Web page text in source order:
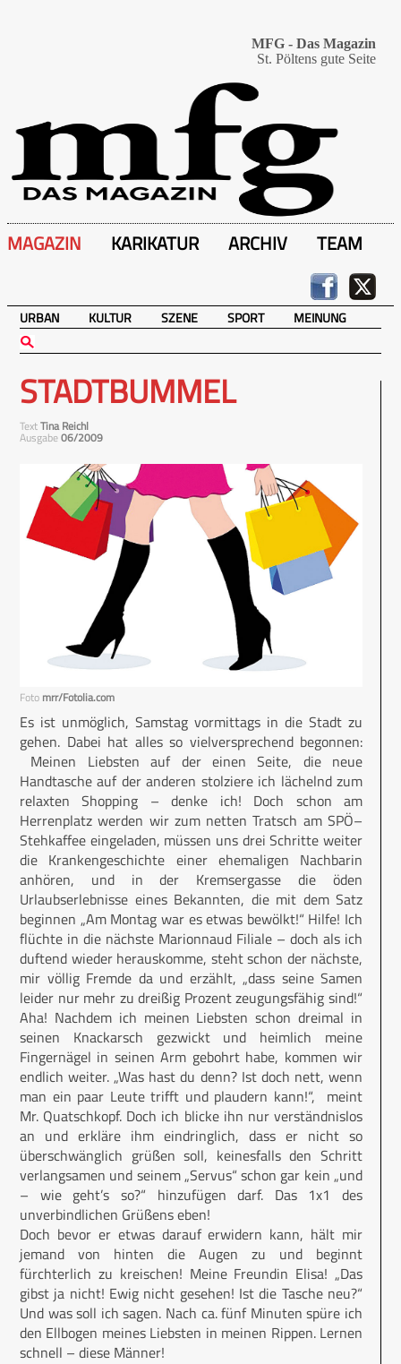
MFG - Das Magazin
St. Pöltens gute Seite
MAGAZIN KARIKATUR ARCHIV TEAM
URBAN KULTUR SZENE SPORT MEINUNG
STADTBUMMEL
TextTina Reichl
Ausgabe06/2009
Foto mrr/Fotolia.com
Es ist unmöglich, Samstag vormittags in die Stadt zu
gehen. Dabei hat alles so vielversprechend begonnen:
Meinen Liebsten auf der einen Seite, die neue
Handtasche auf der anderen stolziere ich lächelnd zum
relaxten Shopping – denke ich! Doch schon am
Herrenplatz werden wir zum netten Tratsch am SPÖ–
Stehkaffee eingeladen, müssen uns drei Schritte weiter
die Krankengeschichte einer ehemaligen Nachbarin
anhören, und in der Kremsergasse die öden
Urlaubserlebnisse eines Bekannten, die mit dem Satz
beginnen „Am Montag war es etwas bewölkt!“ Hilfe! Ich
flüchte in die nächste Marionnaud Filiale – doch als ich
duftend wieder herauskomme, steht schon der nächste,
mir völlig Fremde da und erzählt, „dass seine Samen
leider nur mehr zu dreißig Prozent zeugungsfähig sind!“
Aha! Nachdem ich meinen Liebsten schon dreimal in
seinen Knackarsch gezwickt und heimlich meine
Fingernägel in seinen Arm gebohrt habe, kommen wir
endlich weiter. „Was hast du denn? Ist doch nett, wenn
man ein paar Leute trifft und plaudern kann!“, meint
Mr. Quatschkopf. Doch ich blicke ihn nur verständnislos
an und erkläre ihm eindringlich, dass er nicht so
überschwänglich grüßen soll, keinesfalls den Schritt
verlangsamen und seinem „Servus“ schon gar kein „und
– wie geht’s so?“ hinzufügen darf. Das 1x1 des
unverbindlichen Grüßens eben!
Doch bevor er etwas darauf erwidern kann, hält mir
jemand von hinten die Augen zu und beginnt
fürchterlich zu kreischen! Meine Freundin Elisa! „Das
gibst ja nicht! Ewig nicht gesehen! Ist die Tasche neu?“
Und was soll ich sagen. Nach ca. fünf Minuten spüre ich
den Ellbogen meines Liebsten in meinen Rippen. Lernen
schnell – diese Männer!